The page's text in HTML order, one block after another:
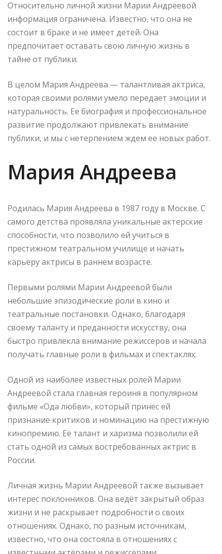
Относительно личной жизни Марии Андреевой
информация ограничена. Известно, что она не
состоит в браке и не имеет детей. Она
предпочитает оставать свою личную жизнь в
тайне от публики.
В целом Мария Андреева — талантливая актриса,
которая своими ролями умело передает эмоции и
натуральность. Ее биография и профессиональное
развитие продолжают привлекать внимание
публики, и мы с нетерпением ждем ее новых работ.
Мария Андреева
Родилась Мария Андреева в 1987 году в Москве. С
самого детства проявляла уникальные актерские
способности, что позволило ей учиться в
престижном театральном училище и начать
карьеру актрисы в раннем возрасте.
Первыми ролями Марии Андреевой были
небольшие эпизодические роли в кино и
театральные постановки. Однако, благодаря
своему таланту и преданности искусству, она
быстро привлекла внимание режиссеров и начала
получать главные роли в фильмах и спектаклях.
Одной из наиболее известных ролей Марии
Андреевой стала главная героиня в популярном
фильме «Ода любви», который принес ей
признание критиков и номинацию на престижную
кинопремию. Её талант и харизма позволили ей
стать одной из самых востребованных актрис в
России.
Личная жизнь Марии Андреевой также вызывает
интерес поклонников. Она ведёт закрытый образ
жизни и не раскрывает подробности о своих
отношениях. Однако, по разным источникам,
известно, что она состояла в отношениях с